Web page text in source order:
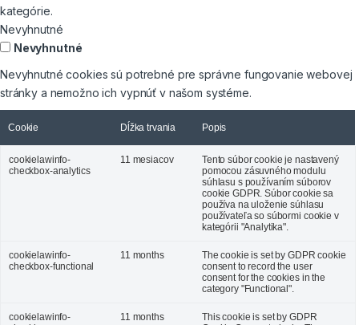
kategórie.
Nevyhnutné
Nevyhnutné
Nevyhnutné cookies sú potrebné pre správne fungovanie webovej
stránky a nemožno ich vypnúť v našom systéme.
Cookie Dĺžka trvania Popis
cookielawinfo-
checkbox-analytics
11 mesiacov
Tento súbor cookie je nastavený
pomocou zásuvného modulu
súhlasu s používaním súborov
cookie GDPR. Súbor cookie sa
používa na uloženie súhlasu
používateľa so súbormi cookie v
kategórii "Analytika".
cookielawinfo-
checkbox-functional
11 months
The cookie is set by GDPR cookie
consent to record the user
consent for the cookies in the
category "Functional".
cookielawinfo-
11 months
This cookie is set by GDPR